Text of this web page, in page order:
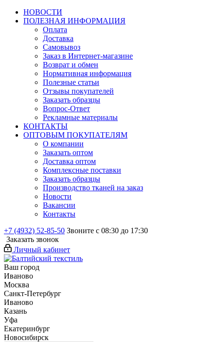
НОВОСТИ
ПОЛЕЗНАЯ ИНФОРМАЦИЯ
Оплата
Доставка
Самовывоз
Заказ в Интернет-магазине
Возврат и обмен
Нормативная информация
Полезные статьи
Отзывы покупателей
Заказать образцы
Вопрос-Ответ
Рекламные материалы
КОНТАКТЫ
ОПТОВЫМ ПОКУПАТЕЛЯМ
О компании
Заказать оптом
Доставка оптом
Комплексные поставки
Заказать образцы
Производство тканей на заказ
Новости
Вакансии
Контакты
+7 (4932) 52-85-50 Звоните с 08:30 до 17:30
Заказать звонок
Личный кабинет
Ваш город
Иваново
Москва
Санкт-Петербург
Иваново
Казань
Уфа
Екатеринбург
Новосибирск